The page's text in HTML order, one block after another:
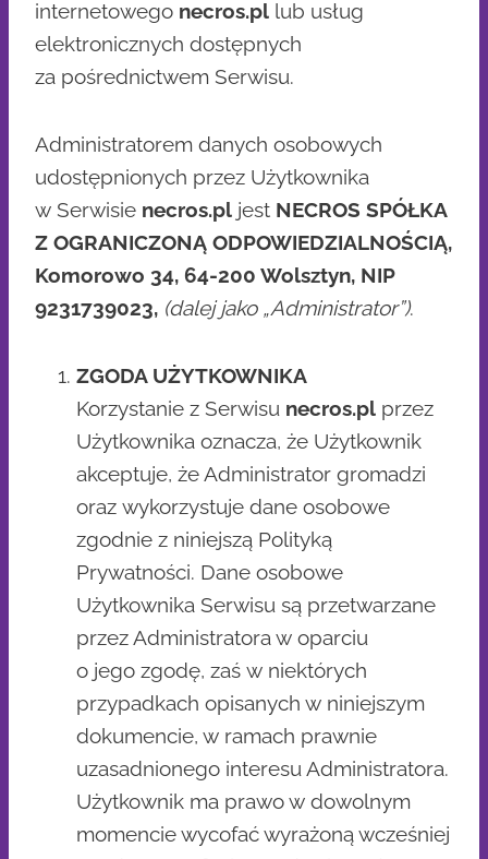
internetowego necros.pl lub usług
elektronicznych dostępnych
za pośrednictwem Serwisu.
Administratorem danych osobowych
udostępnionych przez Użytkownika
w Serwisie necros.pl jest NECROS SPÓŁKA
Z OGRANICZONĄ ODPOWIEDZIALNOŚCIĄ,
Komorowo 34, 64-200 Wolsztyn, NIP
9231739023, (dalej jako „Administrator”).
ZGODA UŻYTKOWNIKA
Korzystanie z Serwisu necros.pl przez
Użytkownika oznacza, że Użytkownik
akceptuje, że Administrator gromadzi
oraz wykorzystuje dane osobowe
zgodnie z niniejszą Polityką
Prywatności. Dane osobowe
Użytkownika Serwisu są przetwarzane
przez Administratora w oparciu
o jego zgodę, zaś w niektórych
przypadkach opisanych w niniejszym
dokumencie, w ramach prawnie
uzasadnionego interesu Administratora.
Użytkownik ma prawo w dowolnym
momencie wycofać wyrażoną wcześniej